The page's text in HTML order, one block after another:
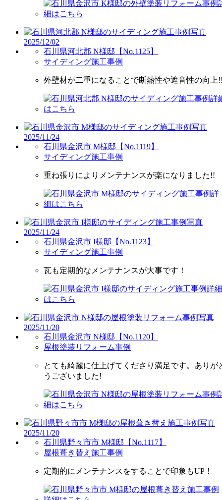
2025/12/02
石川県河北郡 N様邸【No.1125】
サイディング施工事例
外壁材が二重になることで断熱性や遮音性の向上
2025/11/24
石川県金沢市 M様邸【No.1119】
サイディング施工事例
重ね張りによりメンテナンスが楽になりました!!
2025/11/24
石川県金沢市 I様邸【No.1123】
サイディング施工事例
瓦も定期的なメンテナンスが大事です！
2025/11/20
石川県金沢市 N様邸【No.1120】
屋根塗装リフォーム事例
とても綺麗に仕上げてくださり満足です。ありが
うございました!
2025/11/20
石川県野々市市 M様邸【No.1117】
屋根葺き替え施工事例
定期的にメンテナンスをすることで印象もUP！